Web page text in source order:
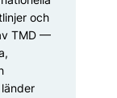
och
TMD —